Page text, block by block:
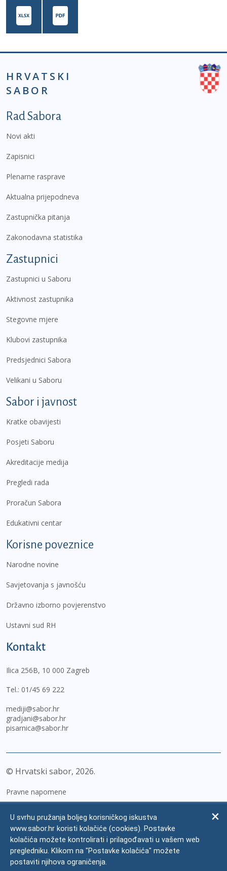
HRVATSKI
SABOR
Podnožje prvi izbornik
Rad Sabora
Novi akti
Zapisnici
Plenarne rasprave
Aktualna prijepodneva
Zastupnička pitanja
Zakonodavna statistika
Zastupnici
Zastupnici u Saboru
Aktivnost zastupnika
Stegovne mjere
Klubovi zastupnika
Predsjednici Sabora
Velikani u Saboru
Sabor i javnost
Kratke obavijesti
Posjeti Saboru
Akreditacije medija
Pregledi rada
Proračun Sabora
Edukativni centar
Korisne poveznice
Narodne novine
Savjetovanja s javnošću
Državno izborno povjerenstvo
Ustavni sud RH
Kontakt
Ilica 256B, 10 000 Zagreb
Tel.: 01/45 69 222
mediji@sabor.hr
gradjani@sabor.hr
pisarnica@sabor.hr
© Hrvatski sabor, 2026
Pravne napomene
Zaštita osobnih podataka
Impressum
Česta pitanja
U svrhu pružanja boljeg korisničkog iskustva
www.sabor.hr koristi kolačiće (cookies). Postavke
kolačića možete kontrolirati i prilagođavati u vašem web
pregledniku. Klikom na "Postavke kolačića" možete
postaviti njihova ograničenja.